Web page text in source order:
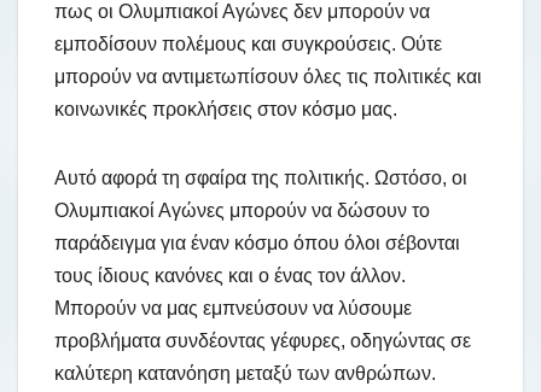
πως οι Ολυμπιακοί Αγώνες δεν μπορούν να
εμποδίσουν πολέμους και συγκρούσεις. Ούτε
μπορούν να αντιμετωπίσουν όλες τις πολιτικές και
κοινωνικές προκλήσεις στον κόσμο μας.
Αυτό αφορά τη σφαίρα της πολιτικής. Ωστόσο, οι
Ολυμπιακοί Αγώνες μπορούν να δώσουν το
παράδειγμα για έναν κόσμο όπου όλοι σέβονται
τους ίδιους κανόνες και ο ένας τον άλλον.
Μπορούν να μας εμπνεύσουν να λύσουμε
προβλήματα συνδέοντας γέφυρες, οδηγώντας σε
καλύτερη κατανόηση μεταξύ των ανθρώπων.